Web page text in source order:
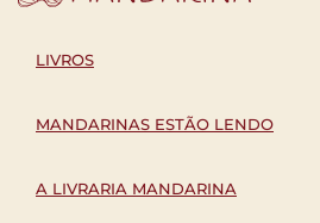
LIVROS
MANDARINAS ESTÃO LENDO
A LIVRARIA MANDARINA